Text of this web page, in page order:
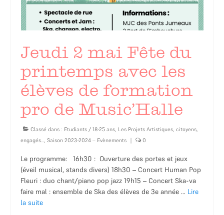
Jeudi 2 mai Fête du
printemps avec les
élèves de formation
pro de Music’Halle
Classé dans : Etudiants / 18-25 ans, Les Projets Artistiques, citoyens,
engagés..., Saison 2023-2024 – Evènements 0
Le programme: 16h30 : Ouverture des portes et jeux
(éveil musical, stands divers) 18h30 – Concert Human Pop
Fleuri : duo chant/piano pop jazz 19h15 – Concert Ska-va
faire mal : ensemble de Ska des élèves de 3e année … Lire
la suite­­